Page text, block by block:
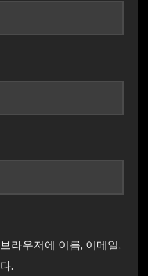
라우저에 이름, 이메일,
.